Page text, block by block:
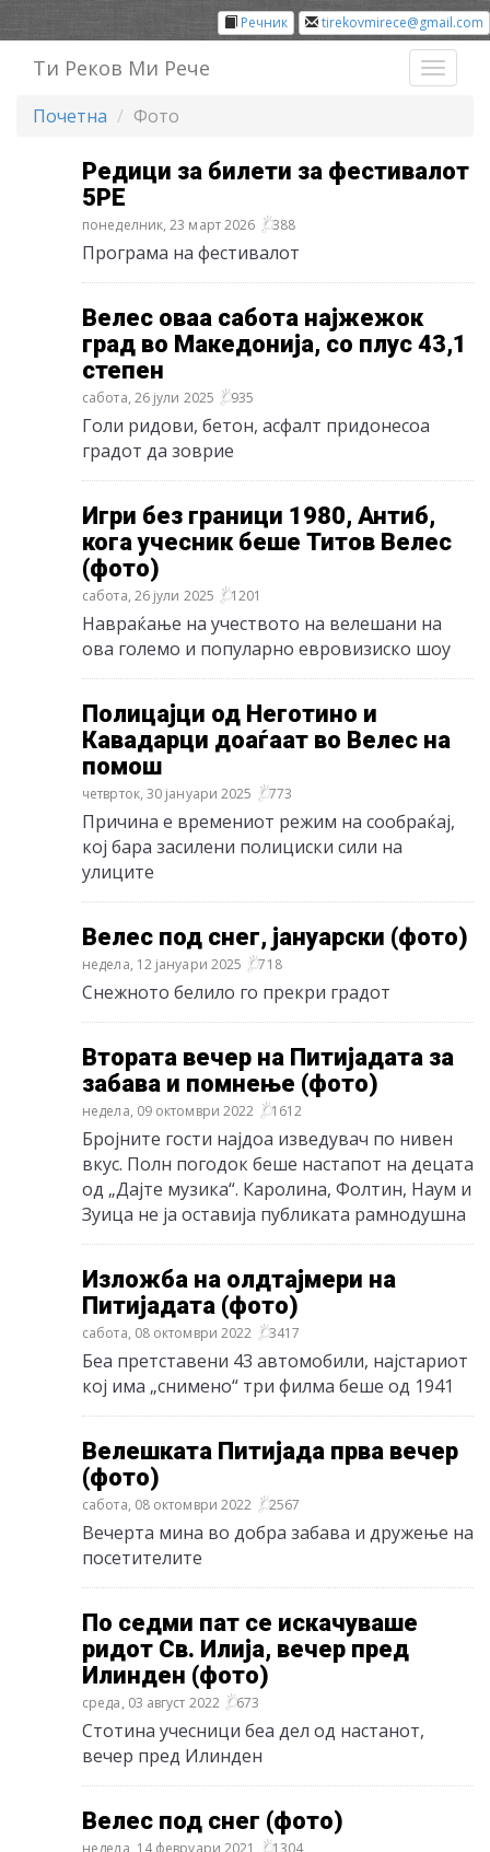
tirekovmirece@gmail.com
Речник
Toggle
Ти Реков Ми Рече
Почетна Фото
Редици за билети за фестивалот
5РЕ
понеделник, 23 март 2026 388
Програма на фестивалот
Велес оваа сабота најжежок
град во Македонија, со плус 43,1
степен
сабота, 26 јули 2025 935
Голи ридови, бетон, асфалт придонесоа
градот да зоврие
Игри без граници 1980, Антиб,
кога учесник беше Титов Велес
(фото)
сабота, 26 јули 2025 1201
Навраќање на учеството на велешани на
ова големо и популарно евровизиско шоу
Полицајци од Неготино и
Кавадарци доаѓаат во Велес на
помош
четврток, 30 јануари 2025 773
Причина е времениот режим на сообраќај,
кој бара засилени полициски сили на
улиците
Велес под снег, јануарски (фото)
недела, 12 јануари 2025 718
Снежното белило го прекри градот
Втората вечер на Питијадата за
забава и помнење (фото)
недела, 09 октомври 2022 1612
Бројните гости најдоа изведувач по нивен
вкус. Полн погодок беше настапот на децата
од „Дајте музика“. Каролина, Фолтин, Наум и
Зуица не ја оставија публиката рамнодушна
Изложба на олдтајмери на
Питијадата (фото)
сабота, 08 октомври 2022 3417
Беа претставени 43 автомобили, најстариот
кој има „снимено“ три филма беше од 1941
Велешката Питијада прва вечер
(фото)
сабота, 08 октомври 2022 2567
Вечерта мина во добра забава и дружење на
посетителите
По седми пат се искачуваше
ридот Св. Илија, вечер пред
Илинден (фото)
среда, 03 август 2022 673
Стотина учесници беа дел од настанот,
вечер пред Илинден
Велес под снег (фото)
недела, 14 февруари 2021 1304